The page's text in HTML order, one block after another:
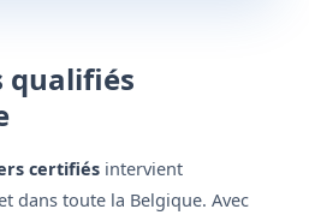
qualifiés
certifiés intervient
dans toute la Belgique. Avec